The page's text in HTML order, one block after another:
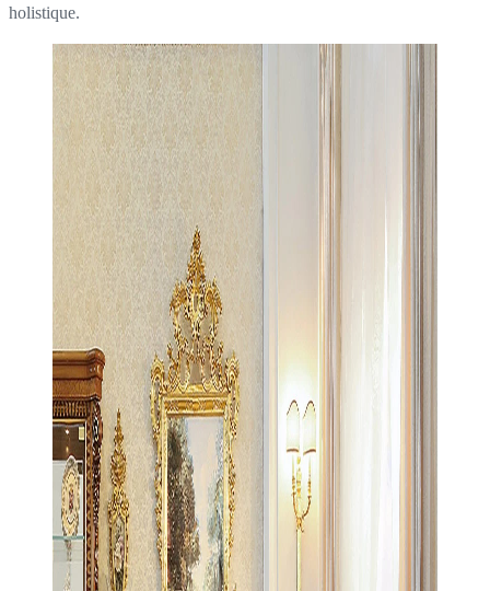
holistique.